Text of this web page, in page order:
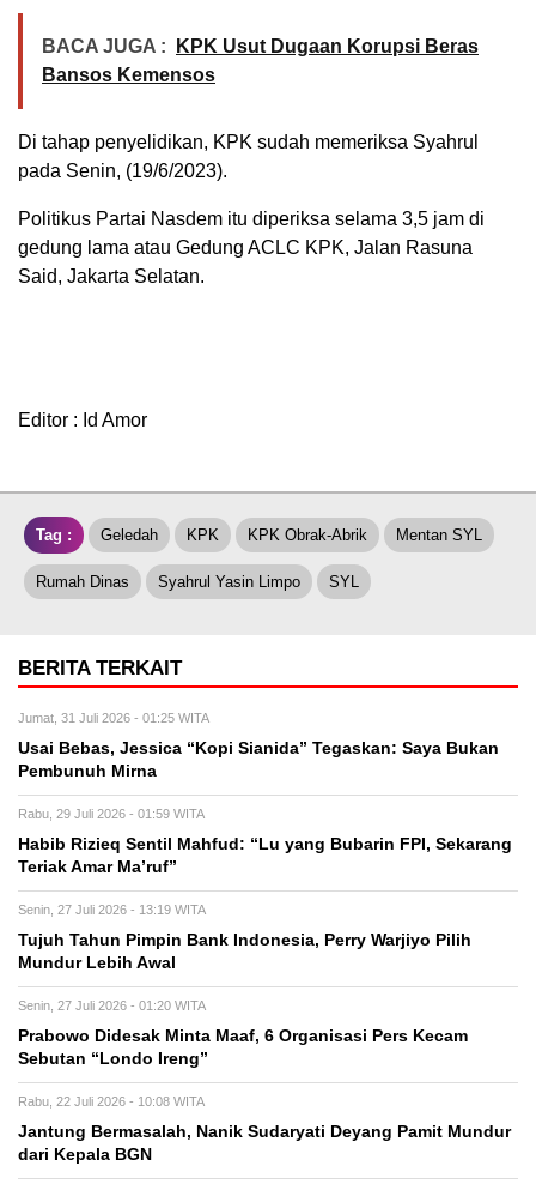
BACA JUGA :
KPK Usut Dugaan Korupsi Beras
Bansos Kemensos
Di tahap penyelidikan, KPK sudah memeriksa Syahrul
pada Senin, (19/6/2023).
Politikus Partai Nasdem itu diperiksa selama 3,5 jam di
gedung lama atau Gedung ACLC KPK, Jalan Rasuna
Said, Jakarta Selatan.
Editor : Id Amor
Tag : Geledah KPK KPK Obrak-Abrik Mentan SYL
Rumah Dinas Syahrul Yasin Limpo SYL
BERITA TERKAIT
Jumat, 31 Juli 2026 - 01:25 WITA
Usai Bebas, Jessica “Kopi Sianida” Tegaskan: Saya Bukan
Pembunuh Mirna
Rabu, 29 Juli 2026 - 01:59 WITA
Habib Rizieq Sentil Mahfud: “Lu yang Bubarin FPI, Sekarang
Teriak Amar Ma’ruf”
Senin, 27 Juli 2026 - 13:19 WITA
Tujuh Tahun Pimpin Bank Indonesia, Perry Warjiyo Pilih
Mundur Lebih Awal
Senin, 27 Juli 2026 - 01:20 WITA
Prabowo Didesak Minta Maaf, 6 Organisasi Pers Kecam
Sebutan “Londo Ireng”
Rabu, 22 Juli 2026 - 10:08 WITA
Jantung Bermasalah, Nanik Sudaryati Deyang Pamit Mundur
dari Kepala BGN